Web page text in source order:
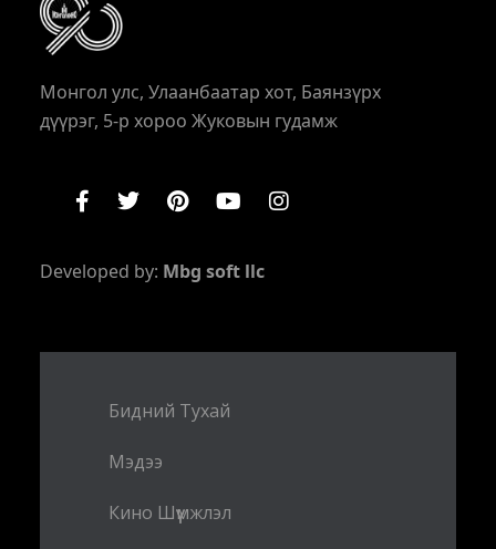
Монгол улс, Улаанбаатар хот, Баянзүрх
дүүрэг, 5-р хороо Жуковын гудамж
Developed by: Mbg soft llc
Бидний Тухай
Мэдээ
Кино Шүүмжлэл